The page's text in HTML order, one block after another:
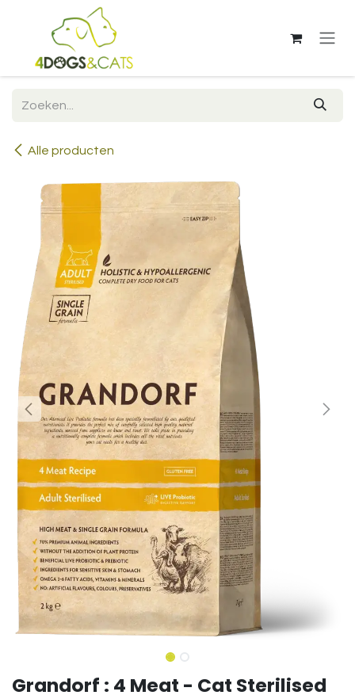
Overslaan naar inhoud
Alle producten
Grandorf : 4 Meat - Cat Sterilised